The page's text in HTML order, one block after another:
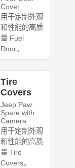
Cover
用于定制外观
和性能的高质
量 Fuel
Door。
Tire
Covers
Jeep Paw
Spare with
Camera
用于定制外观
和性能的高质
量 Tire
Covers。